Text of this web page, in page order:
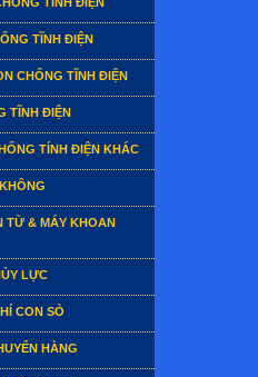
TĨNH ĐIỆN
CHỐNG TĨNH ĐIỆN
TĨNH ĐIỆN
TÍNH ĐIỆN KHÁC
TỪ & MÁY KHOAN
LỰC
CON SÒ
HÀNG